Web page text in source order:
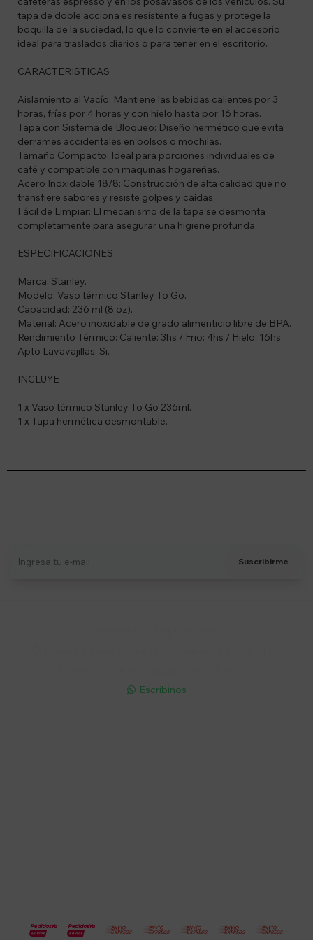
tapa de doble acciona es resistente a fugas y protege la
boquilla de la suciedad, lo que lo convierte en el accesorio
ideal para traslados diarios o para tener en el escritorio.
CARACTERISTICAS
Aislamiento al Vacío: Mantiene las bebidas calientes por 3
horas, frías por 4 horas y con hielo hasta por 16 horas.
Tapa con Sistema de Bloqueo: Diseño hermético que evita
derrames accidentales en bolsos o mochilas.
Tamaño Compacto: Ideal para porciones individuales de
café y compatible con maquinas hogareñas.
Acero Inoxidable 18/8: Construcción de alta calidad que no
transfiere sabores y resiste golpes y caídas.
Fácil de Limpiar: El mecanismo de la tapa se desmonta
completamente para asegurar una higiene profunda.
ESPECIFICACIONES
Marca: Stanley.
Modelo: Vaso térmico Stanley To Go.
Capacidad: 236 ml (8 oz).
Material: Acero inoxidable de grado alimenticio libre de BPA.
Rendimiento Térmico: Caliente: 3hs / Frio: 4hs / Hielo: 16hs.
Apto Lavavajillas: Si.
INCLUYE
1 x Vaso térmico Stanley To Go 236ml.
1 x Tapa hermética desmontable.
Suscribirme
 Escribinos